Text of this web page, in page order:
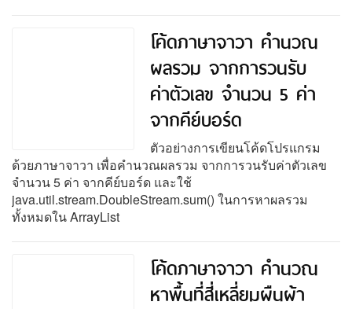
โค้ดภาษาจาวา คำนวณ
ผลรวม จากการวนรับ
ค่าตัวเลข จำนวน 5 ค่า
จากคีย์บอร์ด
ตัวอย่างการเขียนโค้ดโปรแกรม
ด้วยภาษาจาวา เพื่อคำนวณผลรวม จากการวนรับค่าตัวเลข
จำนวน 5 ค่า จากคีย์บอร์ด และใช้
java.util.stream.DoubleStream.sum() ในการหาผลรวม
ทั้งหมดใน ArrayList
โค้ดภาษาจาวา คำนวณ
หาพื้นที่สี่เหลี่ยมผืนผ้า